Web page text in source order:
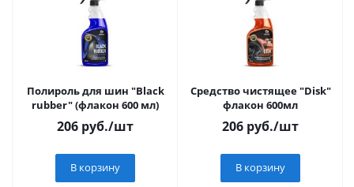
Полироль для шин "Black
rubber" (флакон 600 мл)
206 руб./шт
В корзину
Средство чистящее "Disk"
флакон 600мл
206 руб./шт
В корзину